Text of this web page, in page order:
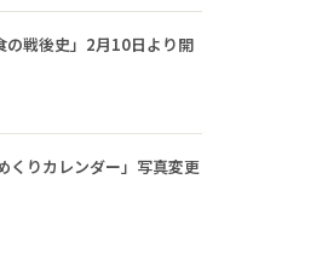
の戦後史」2月10日より開
くりカレンダー」写真変更